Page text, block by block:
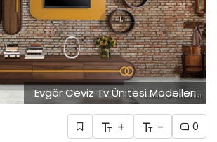
Evgör Ceviz Tv Ünitesi Modelleri
+ - 0